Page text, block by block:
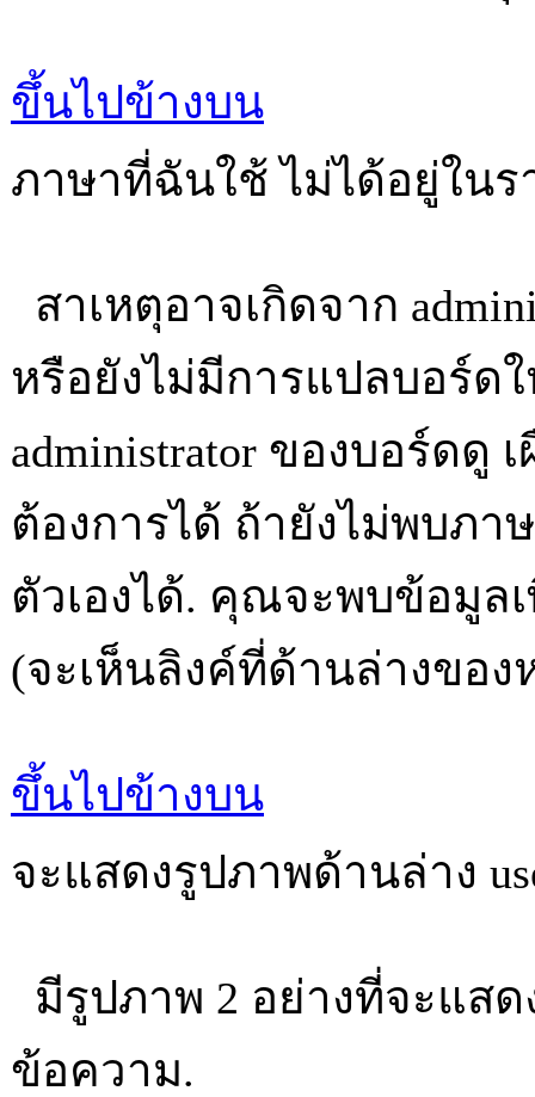
ขึ้นไปข้างบน
ภาษาที่ฉันใช้ ไม่ได้อยู่ในร
สาเหตุอาจเกิดจาก
หรือยังไม่มีการแปลบอร์ด
administrator ของบอร์ดดู
ต้องการได้ ถ้ายังไม่พบภ
ตัวเองได้. คุณจะพบข้อมูลเ
(จะเห็นลิงค์ที่ด้านล่างของ
ขึ้นไปข้างบน
จะแสดงรูปภาพด้านล่าง
มีรูปภาพ 2 อย่างที่จะแสด
ข้อความ.